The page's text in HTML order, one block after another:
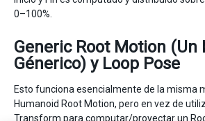
0–100%.
Generic Root Motion (Un
Génerico) y Loop Pose
Esto funciona esencialmente de la misma
Humanoid Root Motion, pero en vez de
Transform para computar/proyectar un